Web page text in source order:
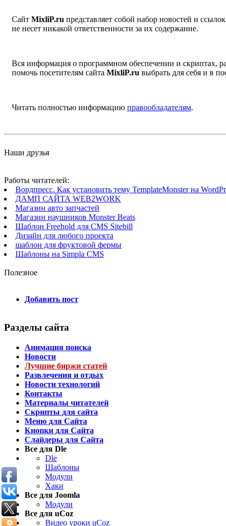
Сайт MixliP.ru представляет собой набор новостей и
не несет никакой ответственности за их содержание.
Вся информация о программном обеспечении и скриптах,
помочь посетителям сайта MixliP.ru выбрать для себя и в
Читать полностью информацию правообладателям.
Наши друзья
Работы читателей:
Вордпресс. Как установить тему TemplateMonster на
ДАМП САЙТА WEB2WORK
Магазин авто запчастей
Магазин наушников Monster Beats
Шаблон Freehold для CMS Sitebill
Дизайн для любого проекта
шаблон для фруктовой фермы
Шаблоны на Simpla CMS
Полезное
Добавить пост
Разделы сайта
Анимация поиска
Новости
Лучшие биржи статей
Развлечения и отдых
Новости технологий
Контакты
Материалы читателей
Скрипты для сайта
Меню для Сайта
Кнопки для Сайта
Слайдеры для Сайта
Все для Dle
Dle
Шаблоны
Модули
Хаки
Все для Joomla
Модули
Все для uCoz
Видео уроки uCoz